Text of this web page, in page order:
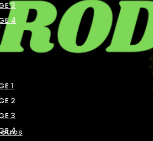
3
4
1
2
3
4